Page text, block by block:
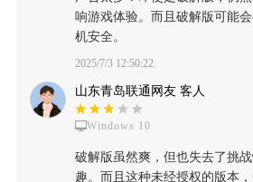
响游戏体验。而且破解版可能
机安全。
2025/7/3 12:50:22
山东青岛联通网友 客人
Windows 10
破解版虽然爽，但也失去了挑
趣。而且这种未经授权的版本